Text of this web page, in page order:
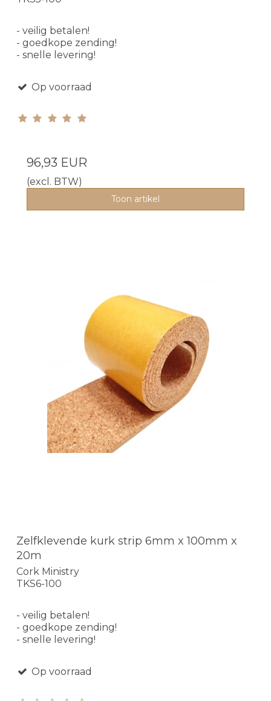
- veilig betalen!
- goedkope zending!
- snelle levering!
Op voorraad
96,93 EUR
(excl. BTW)
Toon artikel
Zelfklevende kurk strip 6mm x 100mm x
20m
Cork Ministry
TKS6-100
- veilig betalen!
- goedkope zending!
- snelle levering!
Op voorraad